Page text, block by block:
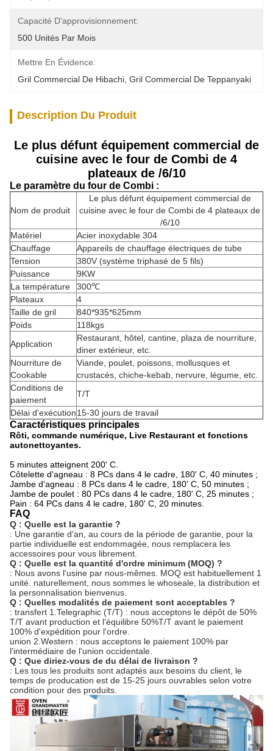
Capacité D'approvisionnement:
500 Unités Par Mois
Mettre En Évidence:
Gril Commercial De Hibachi Gril Commercial De Teppanyaki
Description Du Produit
Le plus défunt équipement commercial de
cuisine avec le four de Combi de 4
plateaux de /6/10
Le paramètre du four de Combi :
Nom de produit
Le plus défunt équipement commercial de
cuisine avec le four de Combi de 4 plateaux de
/6/10
Matériel
Acier inoxydable 304
Chauffage
Appareils de chauffage électriques de tube
Tension
380V (système triphasé de 5 fils)
Puissance
9KW
La température
300℃
Plateaux
4
Taille de gril
840*935*625mm
Poids
118kgs
Application
Restaurant, hôtel, cantine, plaza de nourriture,
diner extérieur, etc.
Nourriture de
Cookable
Viande, poulet, poissons, mollusques et
crustacés, chiche-kebab, nervure, légume, etc.
Conditions de
paiement
T/T
Délai d'exécution15-30 jours de travail
Caractéristiques principales
Rôti, commande numérique, Live Restaurant et fonctions
autonettoyantes.
5 minutes atteignent 200' C.
Côtelette d'agneau : 8 PCs dans 4 le cadre, 180' C, 40 minutes ;
Jambe d'agneau : 8 PCs dans 4 le cadre, 180' C, 50 minutes ;
Jambe de poulet : 80 PCs dans 4 le cadre, 180' C, 25 minutes ;
Pain : 64 PCs dans 4 le cadre, 180' C, 20 minutes.
FAQ
Q : Quelle est la garantie ?
: Une garantie d'an, au cours de la période de garantie, pour la
partie individuelle est endommagée, nous remplacera les
accessoires pour vous librement.
Q : Quelle est la quantité d'ordre minimum (MOQ) ?
: Nous avons l'usine par nous-mêmes. MOQ est habituellement 1
unité. naturellement, nous sommes le whoseale, la distribution et
la personnalisation bienvenus.
Q : Quelles modalités de paiement sont acceptables ?
: transfert 1.Telegraphic (T/T) : nous acceptons le dépôt de 50%
T/T avant production et l'équilibre 50%T/T avant le paiement
100% d'expédition pour l'ordre.
union 2.Western : nous acceptons le paiement 100% par
l'intermédiaire de l'union occidentale.
Q : Que diriez-vous de du délai de livraison ?
: Les tous les produits sont adaptés aux besoins du client, le
temps de producation est de 15-25 jours ouvrables selon votre
condition pour des produits.